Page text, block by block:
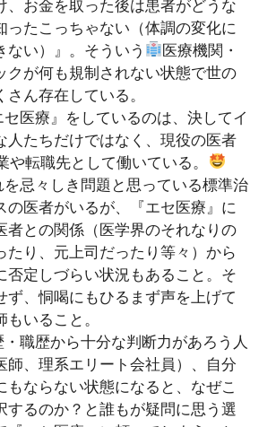
、お金を取った後は患者がどうな
ったこっちゃない（体調の変化に
ない）』。そういう
医療機関・
クが何も規制されない状態で世の
さん存在している。
医療』をしているのは、決してイ
人たちだけではなく、現役の医者
や転職先として働いている。
忌々しき問題と思っている標準治
の医者がいるが、『エセ医療』に
者との関係（医学界のそれなりの
たり、元上司だったり等々）から
否定しづらい状況もあること。そ
ず、恫喝にもひるまず声を上げて
もいること。
職歴から十分な判断力があろう人
師、理系エリート会社員）、自分
もならない状態になると、なぜこ
するのか？と誰もが疑問に思う選